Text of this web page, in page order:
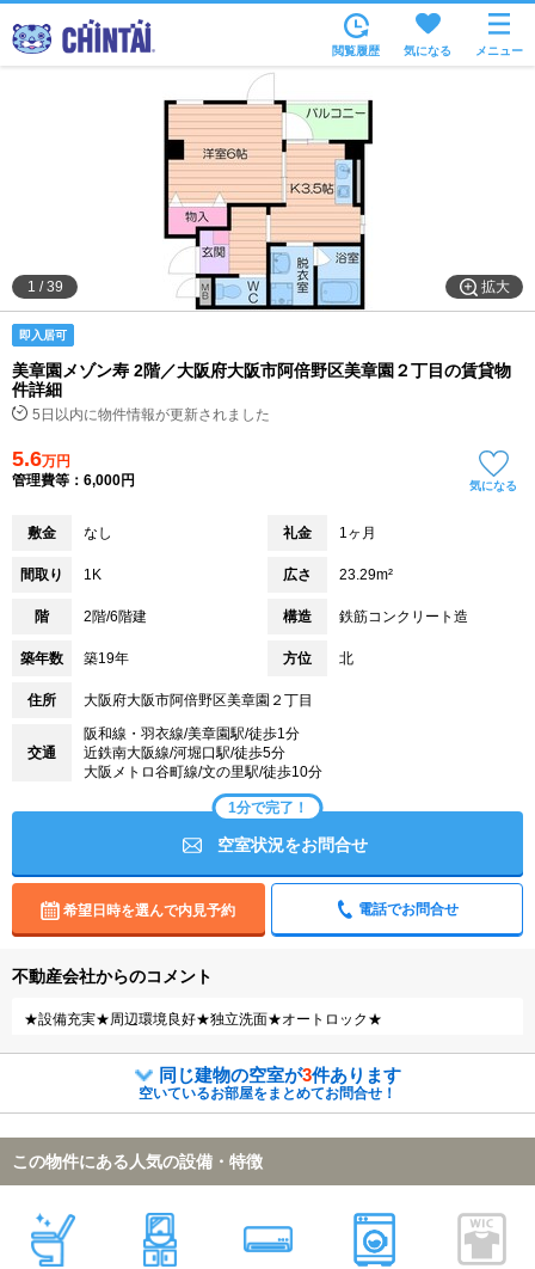
沿線・駅から
住所から
家賃相場から
通勤通学時間から
物件特集から
不動産会社から
閲覧履歴 気になる メニュー
拡大
1 /39
即入居可
美章園メゾン寿 2階／大阪府大阪市阿倍野区美章園２丁目の賃貸物
件詳細
5日以内に物件情報が更新されました
5.6万円
管理費等：6,000円
気になる
敷金 なし 礼金 1ヶ月
間取り 1K 広さ 23.29m²
階 2階/6階建 構造 鉄筋コンクリート造
築年数 築19年 方位 北
住所 大阪府大阪市阿倍野区美章園２丁目
交通
阪和線・羽衣線/美章園駅/徒歩1分
近鉄南大阪線/河堀口駅/徒歩5分
大阪メトロ谷町線/文の里駅/徒歩10分
1分で完了！
空室状況をお問合せ
希望日時を選んで内見予約 電話でお問合せ
不動産会社からのコメント
★設備充実★周辺環境良好★独立洗面★オートロック★
同じ建物の空室が3件あります
空いているお部屋をまとめてお問合せ！
この物件にある人気の設備・特徴